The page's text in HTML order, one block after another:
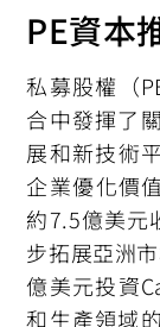
PE資本
私募股權（
合中發揮了
展和新技術
企業優化價
約7.5億美元
步拓展亞洲
億美元投資
和生產領域